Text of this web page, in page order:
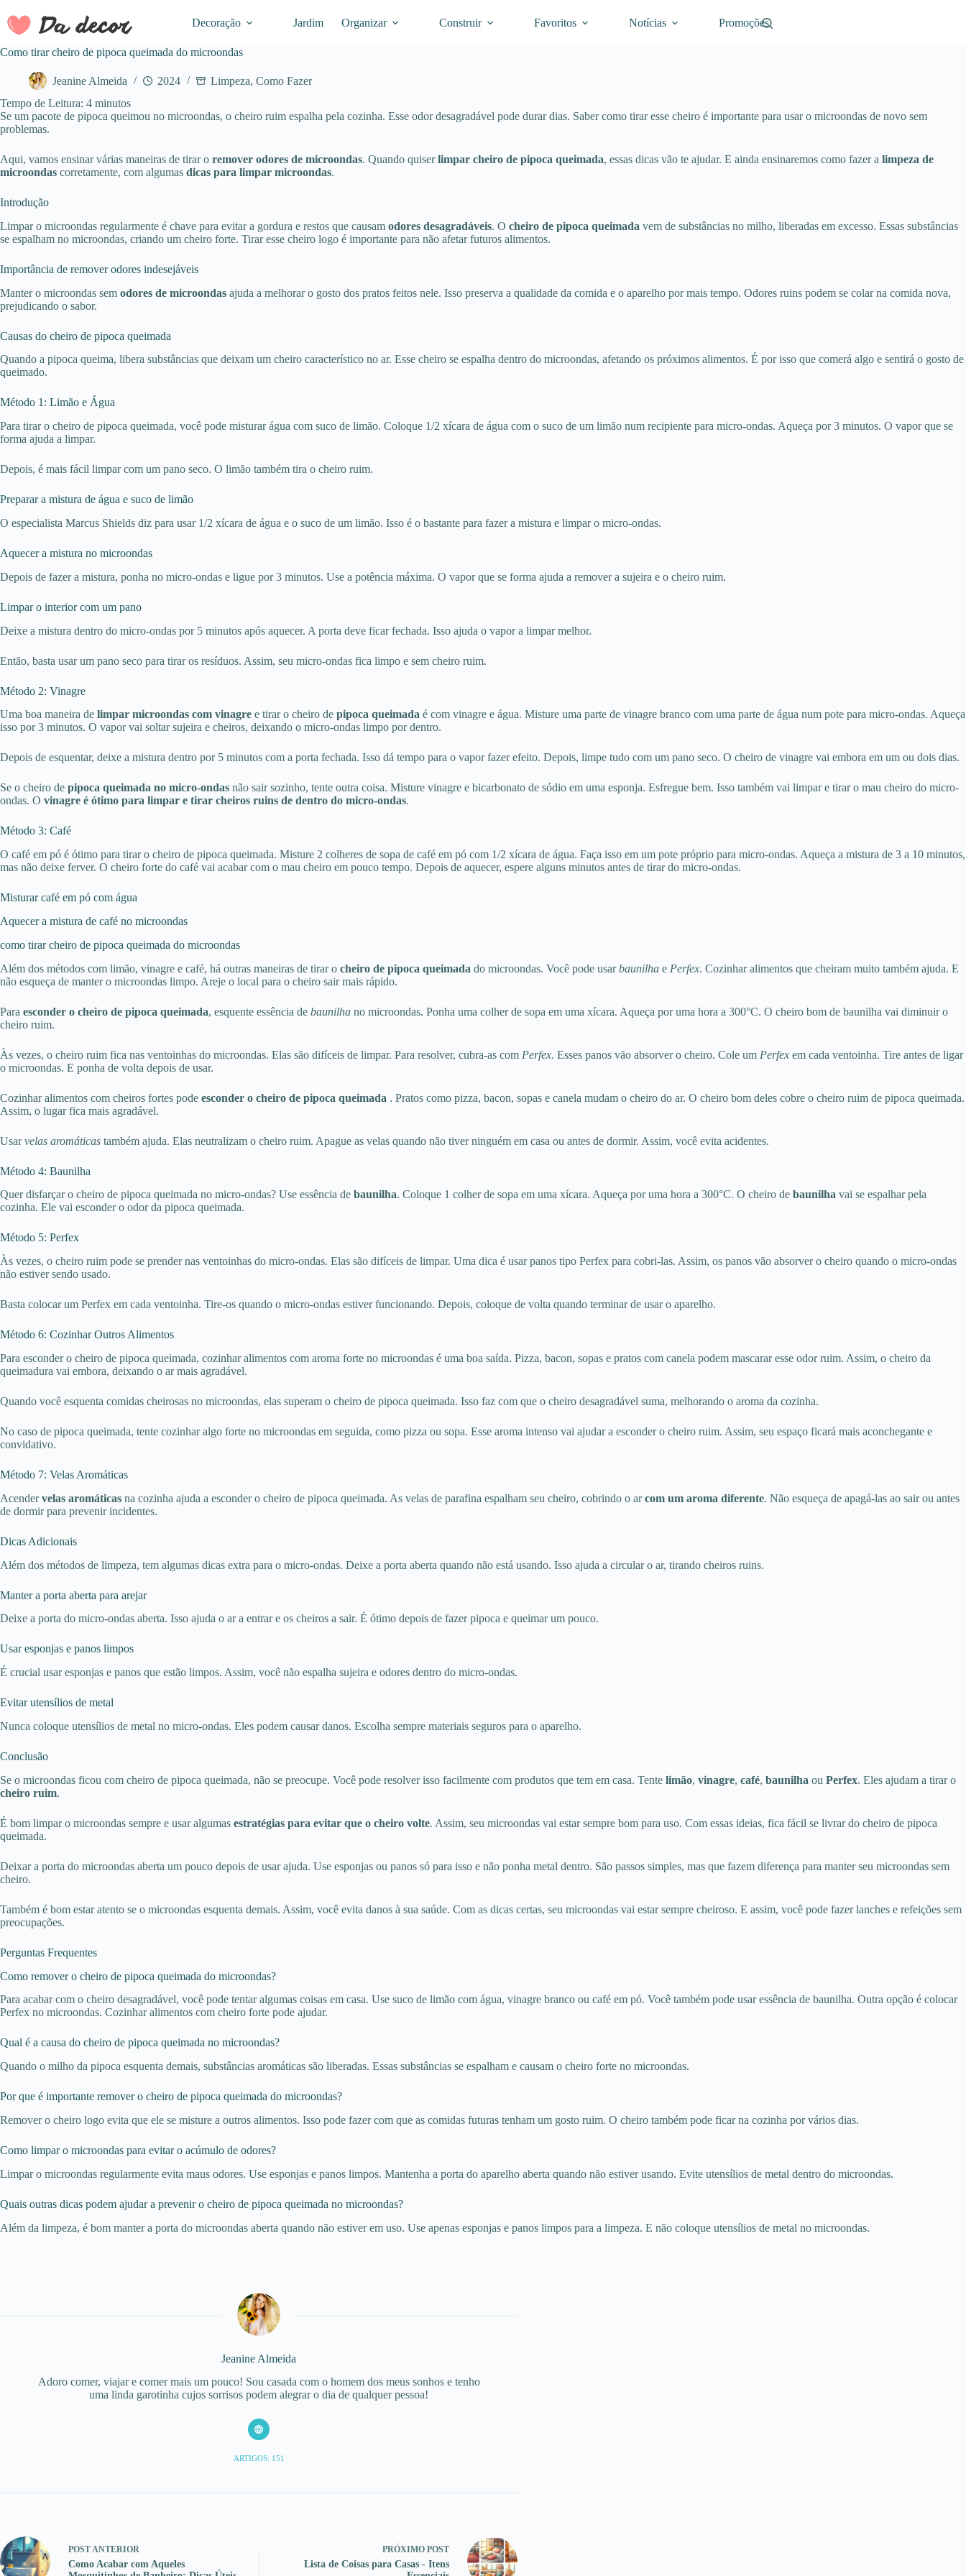
para
Decoração Jardim Organizar Construir Favoritos Notícias Promoções
Como tirar cheiro de pipoca queimada do microondas
Jeanine Almeida 2024 Limpeza, Como Fazer
Tempo de Leitura: 4 minutos
Se um pacote de pipoca queimou no microondas, o cheiro ruim espalha pela cozinha. Esse odor desagradável pode durar dias. Saber como tirar esse cheiro é importante para usar o microondas de novo sem
problemas.
Aqui, vamos ensinar várias maneiras de tirar o remover odores de microondas. Quando quiserlimpar cheiro de pipoca queimada, essas dicas vão te ajudar. E ainda ensinaremos como fazer a limpeza de
microondas corretamente, com algumas dicas para limpar microondas.
Introdução
Limpar o microondas regularmente é chave para evitar a gordura e restos que causam odores desagradáveis. O cheiro de pipoca queimada vem de substâncias no milho, liberadas em excesso. Essas substâncias
se espalham no microondas, criando um cheiro forte. Tirar esse cheiro logo é importante para não afetar futuros alimentos.
Importância de remover odores indesejáveis
Manter o microondas sem odores de microondas ajuda a melhorar o gosto dos pratos feitos nele. Isso preserva a qualidade da comida e o aparelho por mais tempo. Odores ruins podem se colar na comida nova,
prejudicando o sabor.
Causas do cheiro de pipoca queimada
Quando a pipoca queima, libera substâncias que deixam um cheiro característico no ar. Esse cheiro se espalha dentro do microondas, afetando os próximos alimentos. É por isso que comerá algo e sentirá o gosto de
queimado.
Método 1: Limão e Água
Para tirar o cheiro de pipoca queimada, você pode misturar água com suco de limão. Coloque 1/2 xícara de água com o suco de um limão num recipiente para micro-ondas. Aqueça por 3 minutos. O vapor que se
forma ajuda a limpar.
Depois, é mais fácil limpar com um pano seco. O limão também tira o cheiro ruim.
Preparar a mistura de água e suco de limão
O especialista Marcus Shields diz para usar 1/2 xícara de água e o suco de um limão. Isso é o bastante para fazer a mistura e limpar o micro-ondas.
Aquecer a mistura no microondas
Depois de fazer a mistura, ponha no micro-ondas e ligue por 3 minutos. Use a potência máxima. O vapor que se forma ajuda a remover a sujeira e o cheiro ruim.
Limpar o interior com um pano
Deixe a mistura dentro do micro-ondas por 5 minutos após aquecer. A porta deve ficar fechada. Isso ajuda o vapor a limpar melhor.
Então, basta usar um pano seco para tirar os resíduos. Assim, seu micro-ondas fica limpo e sem cheiro ruim.
Método 2: Vinagre
Uma boa maneira de limpar microondas com vinagre e tirar o cheiro de pipoca queimada é com vinagre e água. Misture uma parte de vinagre branco com uma parte de água num pote para micro-ondas. Aqueça
isso por 3 minutos. O vapor vai soltar sujeira e cheiros, deixando o micro-ondas limpo por dentro.
Depois de esquentar, deixe a mistura dentro por 5 minutos com a porta fechada. Isso dá tempo para o vapor fazer efeito. Depois, limpe tudo com um pano seco. O cheiro de vinagre vai embora em um ou dois dias.
Se o cheiro de pipoca queimada no micro-ondas não sair sozinho, tente outra coisa. Misture vinagre e bicarbonato de sódio em uma esponja. Esfregue bem. Isso também vai limpar e tirar o mau cheiro do micro-
ondas. O vinagre é ótimo para limpar e tirar cheiros ruins de dentro do micro-ondas.
Método 3: Café
O café em pó é ótimo para tirar o cheiro de pipoca queimada. Misture 2 colheres de sopa de café em pó com 1/2 xícara de água. Faça isso em um pote próprio para micro-ondas. Aqueça a mistura de 3 a 10 minutos,
mas não deixe ferver. O cheiro forte do café vai acabar com o mau cheiro em pouco tempo. Depois de aquecer, espere alguns minutos antes de tirar do micro-ondas.
Misturar café em pó com água
Aquecer a mistura de café no microondas
como tirar cheiro de pipoca queimada do microondas
Além dos métodos com limão, vinagre e café, há outras maneiras de tirar o cheiro de pipoca queimada do microondas. Você pode usarbaunilha e Perfex. Cozinhar alimentos que cheiram muito também ajuda. E
não esqueça de manter o microondas limpo. Areje o local para o cheiro sair mais rápido.
Para esconder o cheiro de pipoca queimada, esquente essência de baunilha no microondas. Ponha uma colher de sopa em uma xícara. Aqueça por uma hora a 300°C. O cheiro bom de baunilha vai diminuir o
cheiro ruim.
Às vezes, o cheiro ruim fica nas ventoinhas do microondas. Elas são difíceis de limpar. Para resolver, cubra-as com Perfex. Esses panos vão absorver o cheiro. Cole um Perfex em cada ventoinha. Tire antes de ligar
o microondas. E ponha de volta depois de usar.
Cozinhar alimentos com cheiros fortes pode esconder o cheiro de pipoca queimada . Pratos como pizza, bacon, sopas e canela mudam o cheiro do ar. O cheiro bom deles cobre o cheiro ruim de pipoca queimada.
Assim, o lugar fica mais agradável.
Usarvelas aromáticas também ajuda. Elas neutralizam o cheiro ruim. Apague as velas quando não tiver ninguém em casa ou antes de dormir. Assim, você evita acidentes.
Método 4: Baunilha
Quer disfarçar o cheiro de pipoca queimada no micro-ondas? Use essência de baunilha. Coloque 1 colher de sopa em uma xícara. Aqueça por uma hora a 300°C. O cheiro de baunilha vai se espalhar pela
cozinha. Ele vai esconder o odor da pipoca queimada.
Método 5: Perfex
Às vezes, o cheiro ruim pode se prender nas ventoinhas do micro-ondas. Elas são difíceis de limpar. Uma dica é usar panos tipo Perfex para cobri-las. Assim, os panos vão absorver o cheiro quando o micro-ondas
não estiver sendo usado.
Basta colocar um Perfex em cada ventoinha. Tire-os quando o micro-ondas estiver funcionando. Depois, coloque de volta quando terminar de usar o aparelho.
Método 6: Cozinhar Outros Alimentos
Para esconder o cheiro de pipoca queimada, cozinhar alimentos com aroma forte no microondas é uma boa saída. Pizza, bacon, sopas e pratos com canela podem mascarar esse odor ruim. Assim, o cheiro da
queimadura vai embora, deixando o ar mais agradável.
Quando você esquenta comidas cheirosas no microondas, elas superam o cheiro de pipoca queimada. Isso faz com que o cheiro desagradável suma, melhorando o aroma da cozinha.
No caso de pipoca queimada, tente cozinhar algo forte no microondas em seguida, como pizza ou sopa. Esse aroma intenso vai ajudar a esconder o cheiro ruim. Assim, seu espaço ficará mais aconchegante e
convidativo.
Método 7: Velas Aromáticas
Acendervelas aromáticas na cozinha ajuda a esconder o cheiro de pipoca queimada. As velas de parafina espalham seu cheiro, cobrindo o arcom um aroma diferente. Não esqueça de apagá-las ao sair ou antes
de dormir para prevenir incidentes.
Dicas Adicionais
Além dos métodos de limpeza, tem algumas dicas extra para o micro-ondas. Deixe a porta aberta quando não está usando. Isso ajuda a circular o ar, tirando cheiros ruins.
Manter a porta aberta para arejar
Deixe a porta do micro-ondas aberta. Isso ajuda o ar a entrar e os cheiros a sair. É ótimo depois de fazer pipoca e queimar um pouco.
Usar esponjas e panos limpos
É crucial usar esponjas e panos que estão limpos. Assim, você não espalha sujeira e odores dentro do micro-ondas.
Evitar utensílios de metal
Nunca coloque utensílios de metal no micro-ondas. Eles podem causar danos. Escolha sempre materiais seguros para o aparelho.
Conclusão
Se o microondas ficou com cheiro de pipoca queimada, não se preocupe. Você pode resolver isso facilmente com produtos que tem em casa. Tente limão, vinagre, café, baunilha ou Perfex. Eles ajudam a tirar o
cheiro ruim.
É bom limpar o microondas sempre e usar algumas estratégias para evitar que o cheiro volte. Assim, seu microondas vai estar sempre bom para uso. Com essas ideias, fica fácil se livrar do cheiro de pipoca
queimada.
Deixar a porta do microondas aberta um pouco depois de usar ajuda. Use esponjas ou panos só para isso e não ponha metal dentro. São passos simples, mas que fazem diferença para manter seu microondas sem
cheiro.
Também é bom estar atento se o microondas esquenta demais. Assim, você evita danos à sua saúde. Com as dicas certas, seu microondas vai estar sempre cheiroso. E assim, você pode fazer lanches e refeições sem
preocupações.
Perguntas Frequentes
Como remover o cheiro de pipoca queimada do microondas?
Para acabar com o cheiro desagradável, você pode tentar algumas coisas em casa. Use suco de limão com água, vinagre branco ou café em pó. Você também pode usar essência de baunilha. Outra opção é colocar
Perfex no microondas. Cozinhar alimentos com cheiro forte pode ajudar.
Qual é a causa do cheiro de pipoca queimada no microondas?
Quando o milho da pipoca esquenta demais, substâncias aromáticas são liberadas. Essas substâncias se espalham e causam o cheiro forte no microondas.
Por que é importante remover o cheiro de pipoca queimada do microondas?
Remover o cheiro logo evita que ele se misture a outros alimentos. Isso pode fazer com que as comidas futuras tenham um gosto ruim. O cheiro também pode ficar na cozinha por vários dias.
Como limpar o microondas para evitar o acúmulo de odores?
Limpar o microondas regularmente evita maus odores. Use esponjas e panos limpos. Mantenha a porta do aparelho aberta quando não estiver usando. Evite utensílios de metal dentro do microondas.
Quais outras dicas podem ajudar a prevenir o cheiro de pipoca queimada no microondas?
Além da limpeza, é bom manter a porta do microondas aberta quando não estiver em uso. Use apenas esponjas e panos limpos para a limpeza. E não coloque utensílios de metal no microondas.
Jeanine Almeida
Adoro comer, viajar e comer mais um pouco! Sou casada com o homem dos meus sonhos e tenho
uma linda garotinha cujos sorrisos podem alegrar o dia de qualquer pessoa!
ARTIGOS: 151
POSTANTERIOR
Como Acabar com Aqueles
PRÓXIMO POST
Lista de Coisas para Casas - Itens